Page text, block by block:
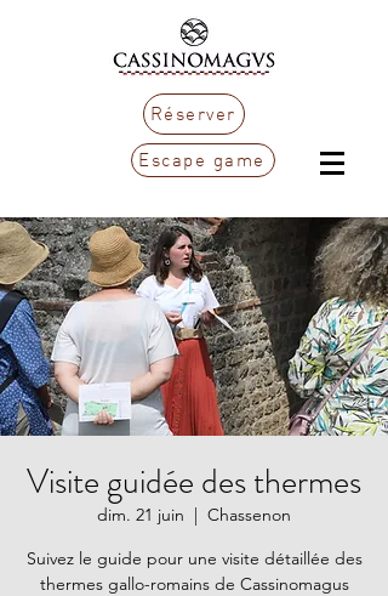
Réserver
Escape game
Visite guidée des thermes
dim. 21 juin
  |
Chassenon
Suivez le guide pour une visite détaillée des
thermes gallo-romains de Cassinomagus